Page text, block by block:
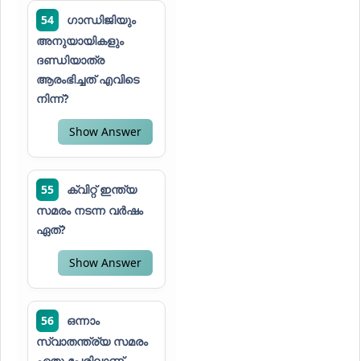
54
ഗാന്ധിജിയും
അനുയായികളും
ദണ്ഡിയാത്ര
ആരംഭിച്ചത് എവിടെ
നിന്ന്?
Show Answer
55
ക്വിറ്റ് ഇന്ത്യ
സമരം നടന്ന വർഷം
ഏത്?
Show Answer
56
ഒന്നാം
സ്വാതന്ത്ര്യ സമരം